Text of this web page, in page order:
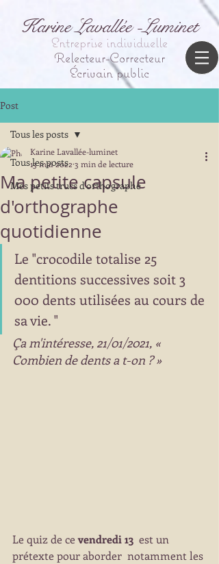
Karine Lavallée -Luminet
Entreprise individuelle
Relecteur-Correcteur
Écrivain public
Post
Tous les posts
Mes petits trucs d'orthographe
Tous les posts
Ma petite capsule
d'orthographe
quotidienne
Karine Lavallée-luminet
13 mai 2022 3 min de lecture
Le "crocodile totalise 25
dentitions successives soit 3
000 dents utilisées au cours de
sa vie. "
Ça m'intéresse, 21/01/2021, «
Combien de dents a t-on ? »
Le quiz de ce vendredi 13
  est un
prétexte pour aborder  notamment les